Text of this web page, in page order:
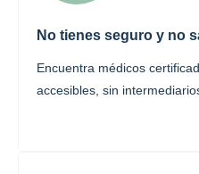
No tienes seguro y no
Encuentra médicos
accesibles, sin